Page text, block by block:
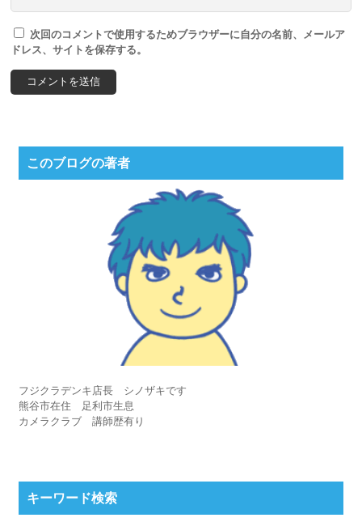
次回のコメントで使用するためブラウザーに自分の名前、メールア
ドレス、サイトを保存する。
このブログの著者
フジクラデンキ店長 シノザキです
熊谷市在住 足利市生息
カメラクラブ 講師歴有り
キーワード検索